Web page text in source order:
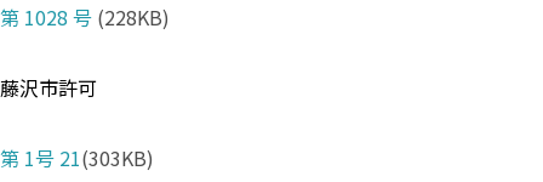
第 1028 号 (228KB)
藤沢市許可
第 1号 21(303KB)